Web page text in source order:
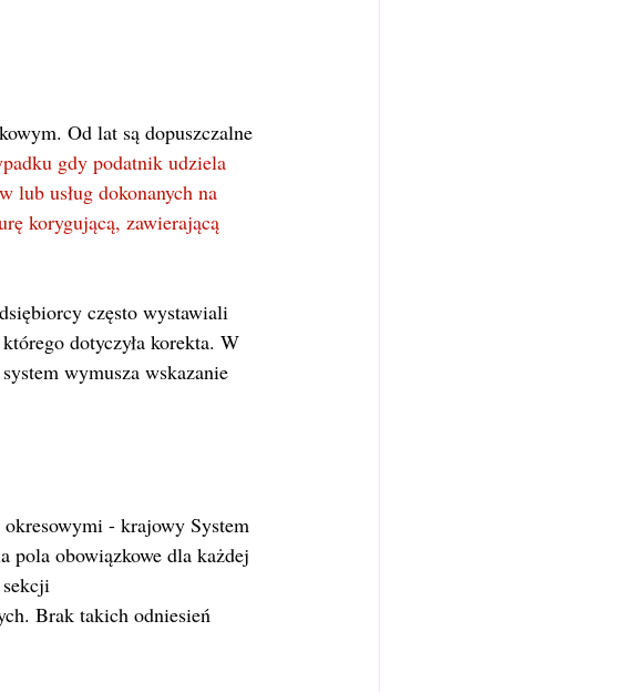
Od lat są dopuszczalne
gdy podatnik udziela
lub usług dokonanych na
korygującą, zawierającą
często wystawiali
dotyczyła korekta. W
wymusza wskazanie
- krajowy System
pola obowiązkowe dla każdej
Brak takich odniesień